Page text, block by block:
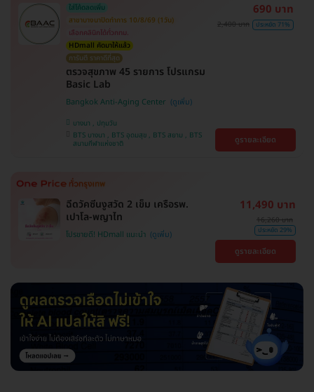
ใส่โค้ดลดเพิ่ม
สาขาบางนาปิดทำการ 10/8/69 (1วัน)
เลือกคลินิกได้ทั่วกทม.
HDmall คัดมาให้แล้ว
การันตี ราคาดีที่สุด
ตรวจสุขภาพ 45 รายการ โปรแกรม
Basic Lab
Bangkok Anti-Aging Center
บางนา , ปทุมวัน
BTS บางนา , BTS อุดมสุข , BTS สยาม , BTS
สนามกีฬาแห่งชาติ
690 บาท
2,400 บาท ประหยัด 71%
ดูรายละเอียด
ฉีดวัคซีนงูสวัด 2 เข็ม เครือรพ.
เปาโล-พญาไท
โปรขายดี! HDmall แนะนำ
11,490 บาท
16,260 บาท
ประหยัด 29%
ดูรายละเอียด